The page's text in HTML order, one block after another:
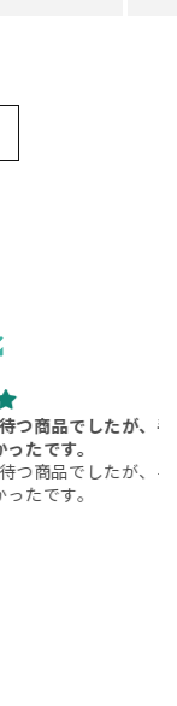
品でしたが、手
す。
品でしたが、手
す。